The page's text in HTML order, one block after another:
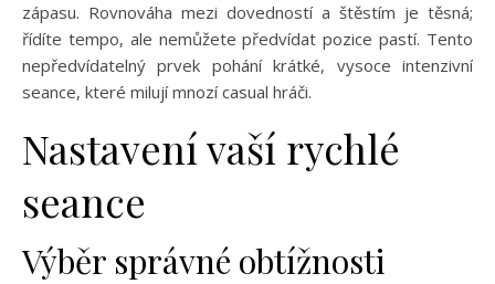
zápasu. Rovnováha mezi dovedností a štěstím je těsná;
řídíte tempo, ale nemůžete předvídat pozice pastí. Tento
nepředvídatelný prvek pohání krátké, vysoce intenzivní
seance, které milují mnozí casual hráči.
Nastavení vaší rychlé
seance
Výběr správné obtížnosti